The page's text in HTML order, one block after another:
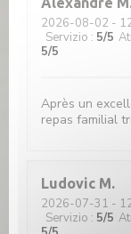
2026-08-02 -
Servizio : 5/5
5/5
Après un
repas familial
Ludovic M
2026-07-31 -
Servizio : 5/5